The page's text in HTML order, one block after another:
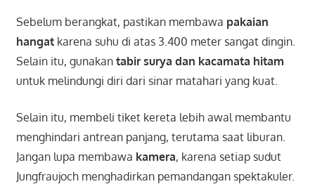
Sebelum berangkat, pastikan membawa pakaian
hangatkarena suhu di atas 3.400 meter sangat dingin.
Selain itu, gunakan tabir surya dan kacamata hitam
untuk melindungi diri dari sinar matahari yang kuat.
Selain itu, membeli tiket kereta lebih awal membantu
menghindari antrean panjang, terutama saat liburan.
Jangan lupa membawa kamera, karena setiap sudut
Jungfraujoch menghadirkan pemandangan spektakuler.